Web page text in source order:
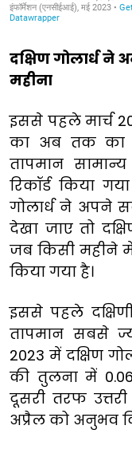
दक्षिण गोलार्ध
महीना
इससे पहले मार्च
का अब तक का
तापमान
रिकॉर्ड किया
गोलार्ध ने अपने
देखा जाए तो
जब किसी महीने
किया गया है।
इससे पहले
तापमान सबसे
2023 में दक्षिण
की तुलना में 0.06
दूसरी तरफ
अप्रैल को अनुभव